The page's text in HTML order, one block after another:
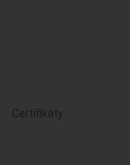
Certifikáty: